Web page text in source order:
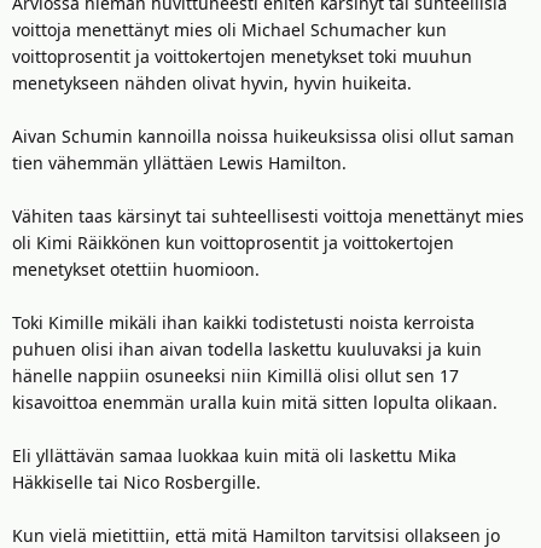
voittoja menettänyt mies oli Michael Schumacher kun
voittoprosentit ja voittokertojen menetykset toki muuhun
menetykseen nähden olivat hyvin, hyvin huikeita.
Aivan Schumin kannoilla noissa huikeuksissa olisi ollut saman
tien vähemmän yllättäen Lewis Hamilton.
Vähiten taas kärsinyt tai suhteellisesti voittoja menettänyt mies
oli Kimi Räikkönen kun voittoprosentit ja voittokertojen
menetykset otettiin huomioon.
Toki Kimille mikäli ihan kaikki todistetusti noista kerroista
puhuen olisi ihan aivan todella laskettu kuuluvaksi ja kuin
hänelle nappiin osuneeksi niin Kimillä olisi ollut sen 17
kisavoittoa enemmän uralla kuin mitä sitten lopulta olikaan.
Eli yllättävän samaa luokkaa kuin mitä oli laskettu Mika
Häkkiselle tai Nico Rosbergille.
Kun vielä mietittiin, että mitä Hamilton tarvitsisi ollakseen jo